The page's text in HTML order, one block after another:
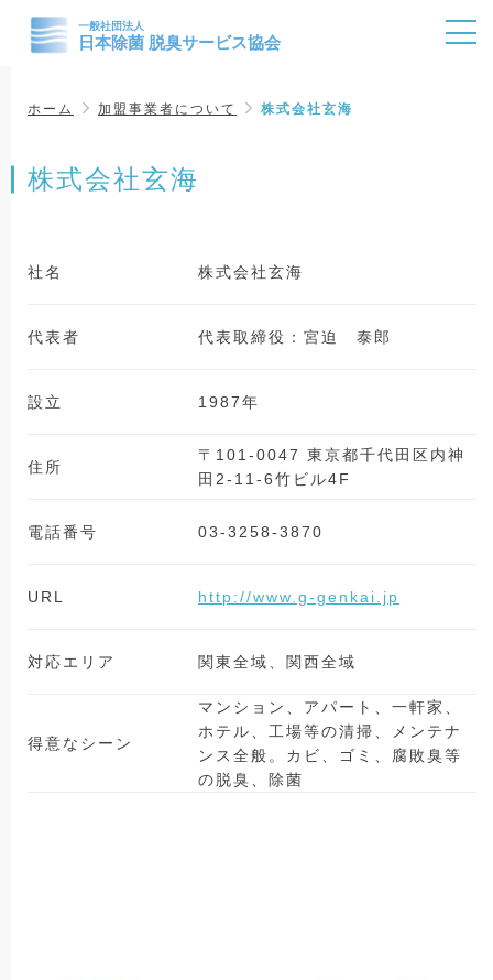
ホーム 加盟事業者について 株式会社玄海
株式会社玄海
社名 株式会社玄海
代表者 代表取締役：宮迫 泰郎
設立 1987年
住所
〒101-0047 東京都千代田区内神
田2-11-6竹ビル4F
電話番号 03-3258-3870
URL http://www.g-genkai.jp
対応エリア 関東全域、関西全域
得意なシーン
マンション、アパート、一軒家、
ホテル、工場等の清掃、メンテナ
ンス全般。カビ、ゴミ、腐敗臭等
の脱臭、除菌